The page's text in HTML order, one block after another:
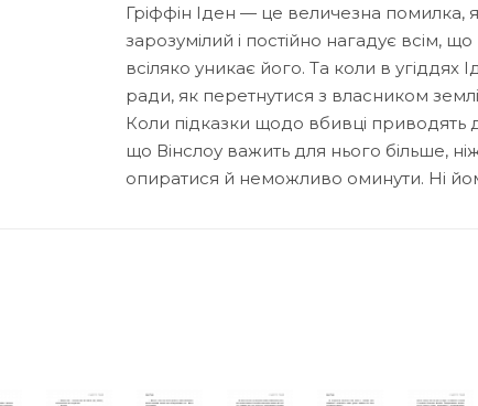
Гріффін Іден — це величезна помилка,
зарозумілий і постійно нагадує всім,
всіляко уникає його. Та коли в угіддях
ради, як перетнутися з власником
Коли підказки щодо вбивці приводять
що Вінслоу важить для нього більше,
опиратися й неможливо оминути. Ні